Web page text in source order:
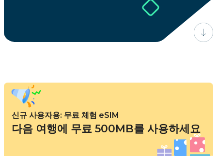
신규 사용자용: 무료 체험 eSIM
다음 여행에 무료 500MB를 사용하세요